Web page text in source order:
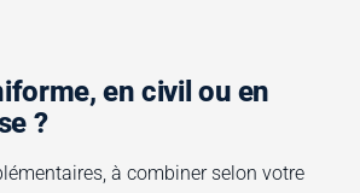
en civil ou en
?
à combiner selon votre